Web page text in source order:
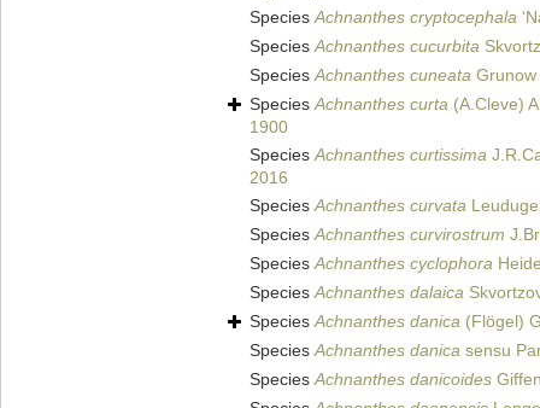
SpeciesAchnanthes cryptocephala
SpeciesAchnanthes cucurbita
SpeciesAchnanthes cuneata
SpeciesAchnanthes curta (A.Cleve)
1900
SpeciesAchnanthes curtissima
2016
SpeciesAchnanthes curvata
SpeciesAchnanthes curvirostrum
SpeciesAchnanthes cyclophora
SpeciesAchnanthes dalaica
SpeciesAchnanthes danica (Flögel)
SpeciesAchnanthes danica sensu
SpeciesAchnanthes danicoides